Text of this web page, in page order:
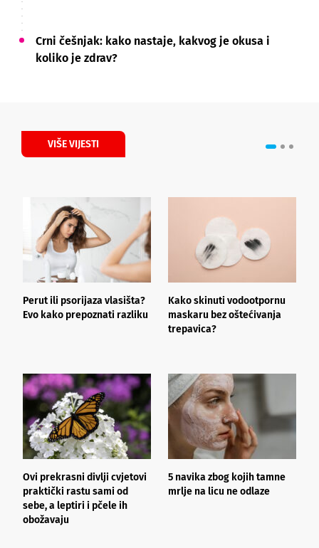
Crni češnjak: kako nastaje, kakvog je okusa i
koliko je zdrav?
VIŠE VIJESTI
Perut ili psorijaza vlasišta?
Evo kako prepoznati razliku
Kako skinuti vodootpornu
maskaru bez oštećivanja
trepavica?
Ovi prekrasni divlji cvjetovi
praktički rastu sami od
sebe, a leptiri i pčele ih
obožavaju
5 navika zbog kojih tamne
mrlje na licu ne odlaze